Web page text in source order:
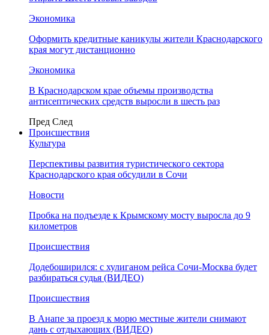
Экономика
Оформить кредитные каникулы жители Краснодарского
края могут дистанционно
Экономика
В Краснодарском крае объемы производства
антисептических средств выросли в шесть раз
Пред След
Происшествия
Культура
Перспективы развития туристического сектора
Краснодарского края обсудили в Сочи
Новости
Пробка на подъезде к Крымскому мосту выросла до 9
километров
Происшествия
Додебоширился: с хулиганом рейса Сочи-Москва будет
разбираться судья (ВИДЕО)
Происшествия
В Анапе за проезд к морю местные жители снимают
дань с отдыхающих (ВИДЕО)